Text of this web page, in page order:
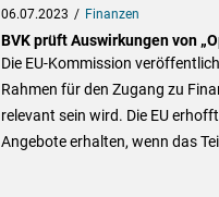
06.07.2023 Finanzen
BVK prüft Auswirkungen von
Die EU-Kommission
Rahmen für den Zugang zu
relevant sein wird. Die EU
Angebote erhalten, wenn das